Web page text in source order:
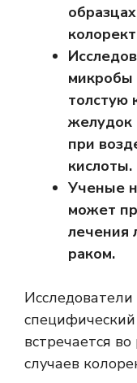
микробы
толстую
желудок
при
кислоты.
Ученые
может
лечения
раком.
встречается
случаев